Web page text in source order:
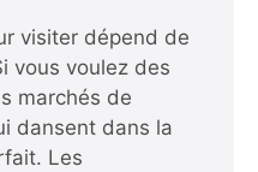
visiter dépend de
vous voulez des
marchés de
dansent dans la
Les